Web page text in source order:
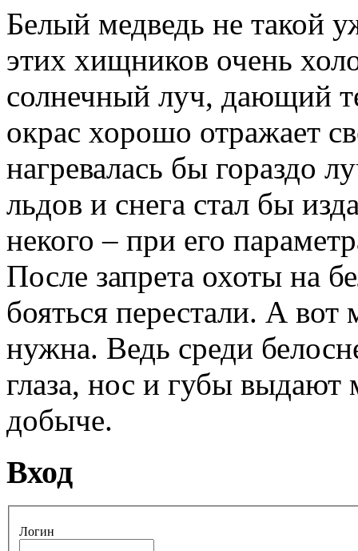
Белый медведь не такой
этих хищников очень
солнечный луч, дающий
окрас хорошо отражает
нагревалась бы гораздо
льдов и снега стал бы
некого – при его
После запрета охоты на
бояться перестали. А вот
нужна. Ведь среди
глаза, нос и губы
добыче.
Вход
Логин